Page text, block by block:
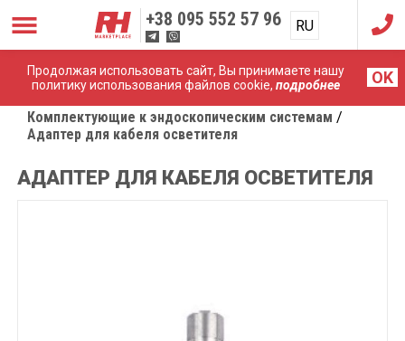
Продолжая использовать сайт, Вы принимаете нашу
политику использования файлов cookie, подробнее OK
+38 095 552 57 96 RU
UA
Комплектующие к эндоскопическим системам
Адаптер для кабеля осветителя
АДАПТЕР ДЛЯ КАБЕЛЯ ОСВЕТИТЕЛЯ